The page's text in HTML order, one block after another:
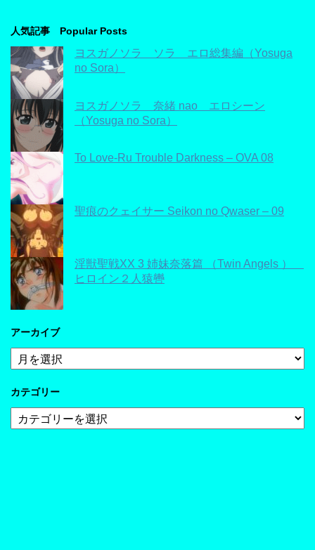
人気記事 Popular Posts
ヨスガノソラ ソラ エロ総集編（Yosuga
no Sora）
ヨスガノソラ 奈緒 nao エロシーン
（Yosuga no Sora）
To Love-Ru Trouble Darkness – OVA 08
聖痕のクェイサー Seikon no Qwaser – 09
淫獣聖戦XX 3 姉妹奈落篇 （Twin Angels ）
ヒロイン２人猿轡
アーカイブ
ア
ー
イ
カテゴリー
テ